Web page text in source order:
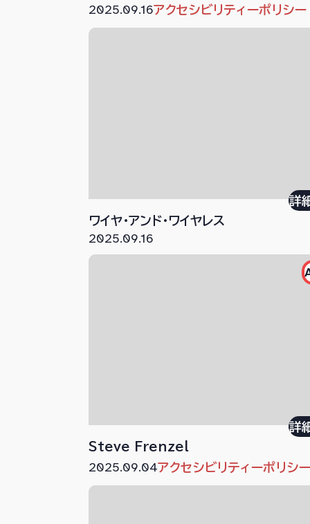
2025.09.16アクセシビリティーポリシー
ワイヤ・アンド・ワイヤレス
詳
2025.09.16
Steve Frenzel
詳
2025.09.04アクセシビリティーポリシ